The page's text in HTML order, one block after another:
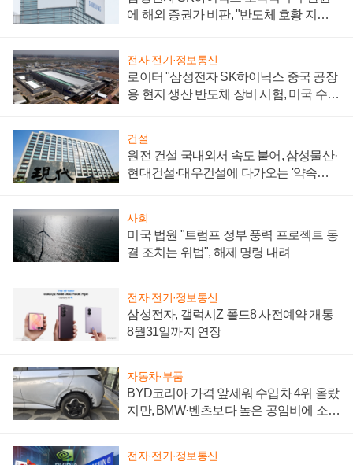
에 해외 증권가 비판, "반도체 호황 지속
전자·전기·정보통신
로이터 "삼성전자 SK하이닉스 중국 공장
용 현지 생산 반도체 장비 시험, 미국 수출
건설
원전 건설 국내외서 속도 붙어, 삼성물산·
현대건설·대우건설에 다가오는 '약속의
사회
미국 법원 "트럼프 정부 풍력 프로젝트 동
결 조치는 위법", 해제 명령 내려
전자·전기·정보통신
삼성전자, 갤럭시Z 폴드8 사전예약 개통
8월31일까지 연장
자동차·부품
BYD코리아 가격 앞세워 수입차 4위 올랐
지만, BMW·벤츠보다 높은 공임비에 소비
전자·전기·정보통신